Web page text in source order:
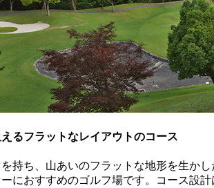
るフラットなレイアウトのコース
持ち、山あいのフラットな地形を生か
におすすめのゴルフ場です。コース設